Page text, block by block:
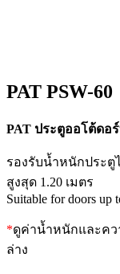
PAT PSW-60
PAT ประตูออโต้ดอ
รองรับน้ำหนักประตู
สูงสุด 1.20 เมตร
Suitable for doors up
*ดูค่าน้ำหนักและค
ล่าง